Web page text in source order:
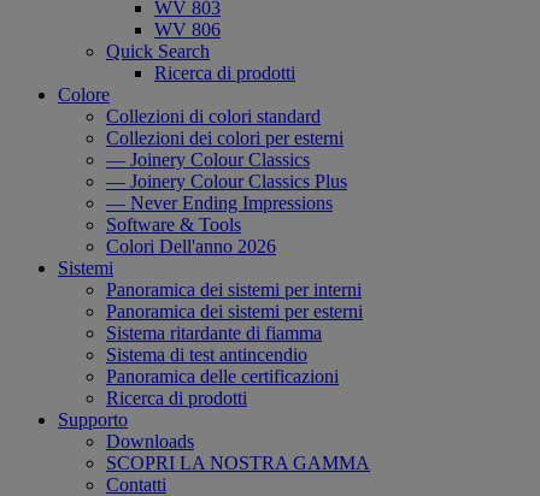
WV 803
WV 806
Quick Search
Ricerca di prodotti
Colore
Collezioni di colori standard
Collezioni dei colori per esterni
— Joinery Colour Classics
— Joinery Colour Classics Plus
— Never Ending Impressions
Software & Tools
Colori Dell'anno 2026
Sistemi
Panoramica dei sistemi per interni
Panoramica dei sistemi per esterni
Sistema ritardante di fiamma
Sistema di test antincendio
Panoramica delle certificazioni
Ricerca di prodotti
Supporto
Downloads
SCOPRI LA NOSTRA GAMMA
Contatti